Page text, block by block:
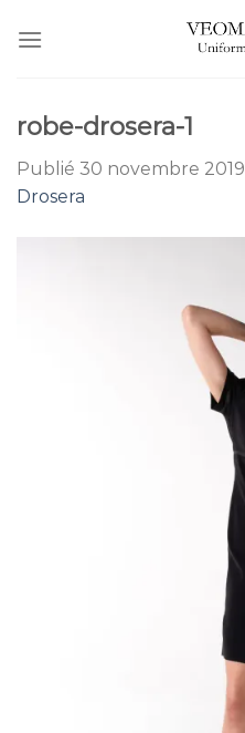
au
robe-drosera-1
Publié 30 novembre 2019
Drosera